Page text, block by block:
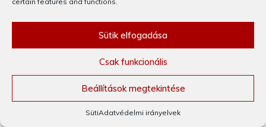
Sütik elfogadása
Csak funkcionális
Beállítások megtekintése
SütiAdatvédelmi irányelvek